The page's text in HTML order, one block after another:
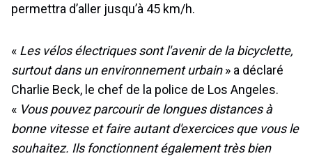
permettra d’aller jusqu’à 45 km/h.
« Les vélos électriques sont l'avenir de la bicyclette,
surtout dans un environnement urbain» a déclaré
Charlie Beck, le chef de la police de Los Angeles.
« Vous pouvez parcourir de longues distances à
bonne vitesse et faire autant d'exercices que vous le
souhaitez. Ils fonctionnent également très bien